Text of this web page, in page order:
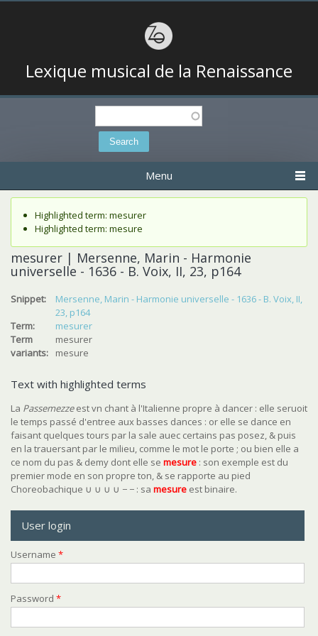
Lexique musical de la Renaissance
Search
Menu
Status message
Highlighted term: mesurer
Highlighted term: mesure
mesurer | Mersenne, Marin - Harmonie
universelle - 1636 - B. Voix, II, 23, p164
Snippet:
Mersenne, Marin - Harmonie universelle - 1636 - B. Voix, II,
23, p164
Term:
mesurer
Term
variants:
mesurer
mesure
Text with highlighted terms
La Passemezzeest vn chant à l'Italienne propre à dancer : elle seruoit
le temps passé d'entree aux basses dances : or elle se dance en
faisant quelques tours par la sale auec certains pas posez, & puis
en la trauersant par le milieu, comme le mot le porte ; ou bien elle a
ce nom du pas & demy dont elle se mesure : son exemple est du
premier mode en son propre ton, & se rapporte au pied
Choreobachique ∪ ∪ ∪ ∪ − − : sa mesure est binaire.
User login
Username *
Password *